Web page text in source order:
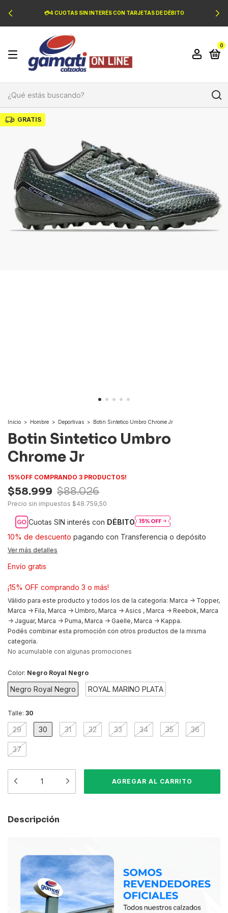
💳4 CUOTAS SIN INTERÉS CON TARJETAS DE DÉBITO
0
GRATIS
Inicio > Hombre > Deportivas > Botin Sintetico Umbro Chrome Jr
Botin Sintetico Umbro
Chrome Jr
15%OFF COMPRANDO 3 PRODUCTOS!
$58.999 $88.026
Precio sin impuestos $48.759,50
Cuotas SIN interés con DÉBITO
10% de descuento pagando con Transferencia o depósito
Ver más detalles
Envío gratis
¡15% OFF comprando 3 o más!
Válido para este producto y todos los de la categoría: Marca -> Topper,
Marca -> Fila, Marca -> Umbro, Marca -> Asics , Marca -> Reebok, Marca
-> Jaguar, Marca -> Puma, Marca -> Gaelle, Marca -> Kappa.
Podés combinar esta promoción con otros productos de la misma
categoría.
No acumulable con algunas promociones
Color: Negro Royal Negro
Negro Royal Negro ROYAL MARINO PLATA
Talle: 30
29 30 31 32 33 34 35 36
37
Descripción